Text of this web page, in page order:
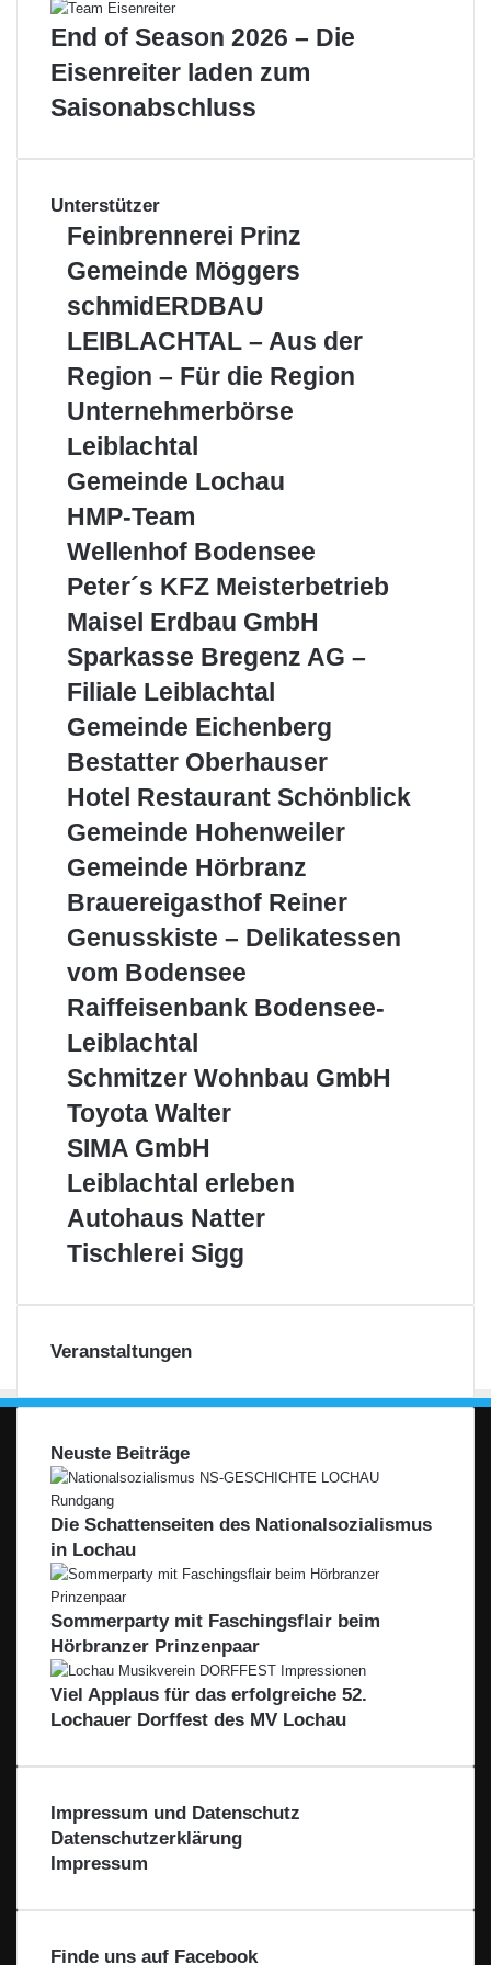
End of Season 2026 – Die
Eisenreiter laden zum
Saisonabschluss
Unterstützer
Feinbrennerei
Feinbrennerei Prinz
Gemeinde
Gemeinde Möggers
schmidERDBAU
–
Aus
Region
–
Für
die
Region
schmidERDBAU
LEIBLACHTAL – Aus der
Region – Für die Region
Unternehmerbörse
Unternehmerbörse
Leiblachtal
Gemeinde
Gemeinde Lochau
HMP-
HMP-Team
Wellenhof
Wellenhof Bodensee
Peter
KFZ
Meisterbetrieb
Peter´s KFZ Meisterbetrieb
Maisel
GmbH
Maisel Erdbau GmbH
Sparkasse
Bregenz
AG
–
Leiblachtal
Sparkasse Bregenz AG –
Filiale Leiblachtal
Gemeinde
Gemeinde Eichenberg
Bestatter
Bestatter Oberhauser
Hotel
Schönblick
Hotel Restaurant Schönblick
Gemeinde
Gemeinde Hohenweiler
Gemeinde
Gemeinde Hörbranz
Brauereigasthof
Brauereigasthof Reiner
Genusskiste
Delikatessen
vom
Genusskiste – Delikatessen
vom Bodensee
Raiffeisenbank
Leiblachtal
Raiffeisenbank Bodensee-
Leiblachtal
Schmitzer
GmbH
Schmitzer Wohnbau GmbH
Toyota
Walter
Toyota Walter
SIMA
SIMA GmbH
Leiblachtal
Leiblachtal erleben
Autohaus
Autohaus Natter
Tischlerei
Tischlerei Sigg
Veranstaltungen
Neuste Beiträge
Die Schattenseiten des Nationalsozialismus
in Lochau
Sommerparty mit Faschingsflair beim
Hörbranzer Prinzenpaar
Viel Applaus für das erfolgreiche 52.
Lochauer Dorffest des MV Lochau
Impressum und Datenschutz
Datenschutzerklärung
Impressum
Finde uns auf Facebook